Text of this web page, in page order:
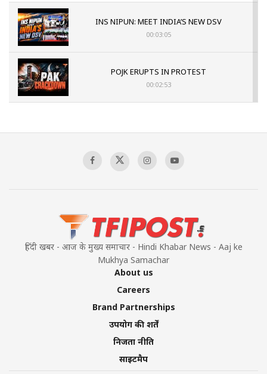
INS NIPUN: MEET INDIA’S NEW DSV
00:03:05
POJK ERUPTS IN PROTEST
00:02:53
Sagar
हिंदी खबर - आज के मुख्य समाचार - Hindi Khabar News - Aaj ke
Mukhya Samachar
About us
Careers
Brand Partnerships
उपयोग की शर्तें
निजता नीति
साइटमैप